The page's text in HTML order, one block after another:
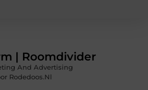
| Roomdivider
And Advertising
Rodedoos.nl